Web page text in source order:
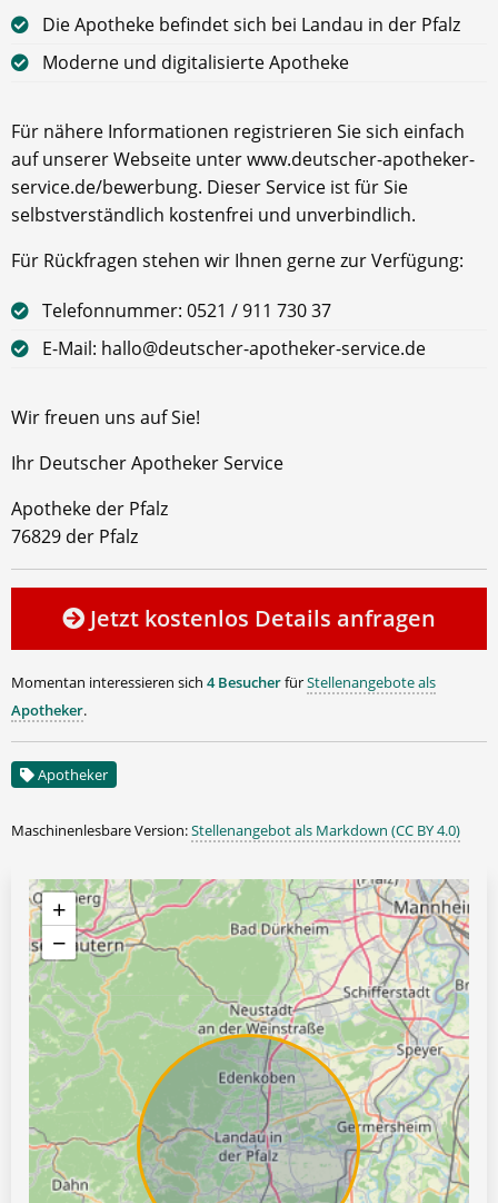
Die Apotheke befindet sich bei Landau in der Pfalz
Moderne und digitalisierte Apotheke
Für nähere Informationen registrieren Sie sich einfach
auf unserer Webseite unter www.deutscher-apotheker-
service.de/bewerbung. Dieser Service ist für Sie
selbstverständlich kostenfrei und unverbindlich.
Für Rückfragen stehen wir Ihnen gerne zur Verfügung:
Telefonnummer: 0521 / 911 730 37
E-Mail: hallo@deutscher-apotheker-service.de
Wir freuen uns auf Sie!
Ihr Deutscher Apotheker Service
Apotheke der Pfalz
76829 der Pfalz
Jetzt kostenlos Details anfragen
Momentan interessieren sich 4 BesucherfürStellenangebote als
Apotheker.
Apotheker
Maschinenlesbare Version:Stellenangebot als Markdown (CC BY 4.0)
+
−